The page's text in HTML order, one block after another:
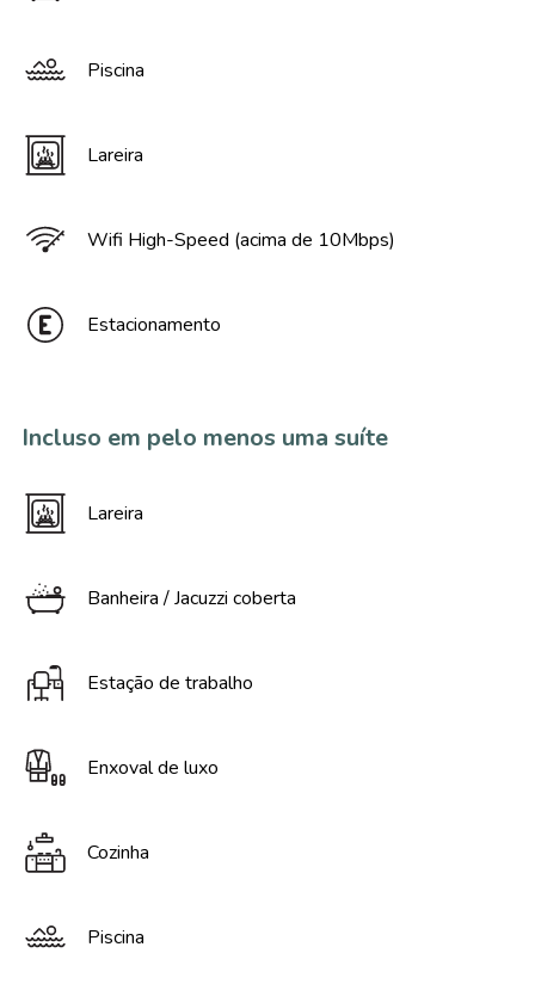
Piscina
Lareira
Wifi High-Speed (acima de 10Mbps)
Estacionamento
Incluso em pelo menos uma suíte
Lareira
Banheira / Jacuzzi coberta
Estação de trabalho
Enxoval de luxo
Cozinha
Piscina